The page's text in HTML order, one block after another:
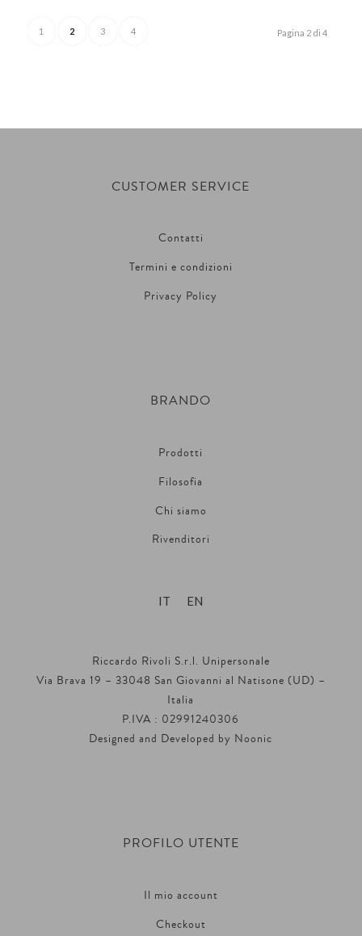
Pagina 2 di 4
1 2 3 4
CUSTOMER SERVICE
Contatti
Termini e condizioni
Privacy Policy
BRANDO
Prodotti
Filosofia
Chi siamo
Rivenditori
IT EN
Riccardo Rivoli S.r.l. Unipersonale
Via Brava 19 – 33048 San Giovanni al Natisone (UD) –
Italia
P.IVA : 02991240306
Designed and Developed by Noonic
PROFILO UTENTE
Il mio account
Checkout